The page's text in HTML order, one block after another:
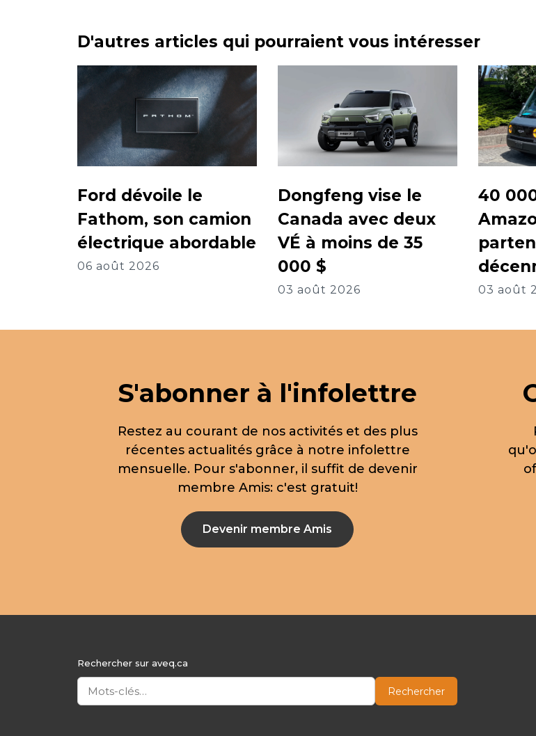
D'autres articles qui pourraient vous intéresser
Ford dévoile le
Fathom, son camion
électrique abordable
06 août 2026
Dongfeng vise le
Canada avec deux
VÉ à moins de 35
000 $
03 août 2026
40
03 août
S'abonner à l'infolettre
Restez au courant de nos activités et des plus
récentes actualités grâce à notre infolettre
mensuelle. Pour s'abonner, il suffit de devenir
membre Amis: c'est gratuit!
Devenir membre Amis
Rechercher sur aveq.ca
Rechercher